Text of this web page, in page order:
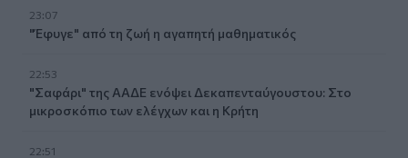
23:07
"Έφυγε" από τη ζωή η αγαπητή μαθηματικός
22:53
"Σαφάρι" της ΑΑΔΕ ενόψει Δεκαπενταύγουστου: Στο
μικροσκόπιο των ελέγχων και η Κρήτη
22:51